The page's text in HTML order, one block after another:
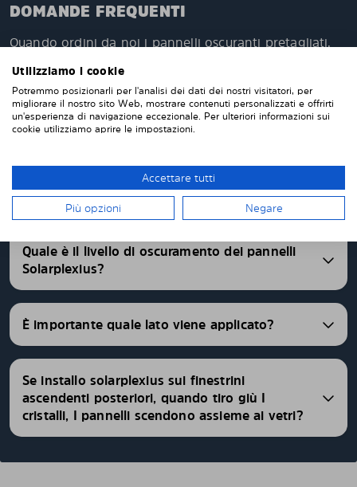
DOMANDE FREQUENTI
Quando ordini da noi i pannelli oscuranti pretagliati,
misura per i vetri della tua auto. Non devi tagliare o
rifinire nulla da solo. I nostri pannelli parasole
vengono consegnati pretagliati con una vestibilità
perfetta. Abbiamo pannelli oscurati pretagliati per
FAQ
Quale è il livello di oscuramento dei pannelli
Solarplexius?
È importante quale lato viene applicato?
Se installo solarplexius sui finestrini
ascendenti posteriori, quando tiro giù I
cristalli, I pannelli scendono assieme ai vetri?
Utilizziamo i cookie
Potremmo posizionarli per l'analisi dei dati dei nostri visitatori, per
migliorare il nostro sito Web, mostrare contenuti personalizzati e offrirti
un'esperienza di navigazione eccezionale. Per ulteriori informazioni sui
cookie utilizziamo aprire le impostazioni.
Accettare tutti
Più opzioni Negare